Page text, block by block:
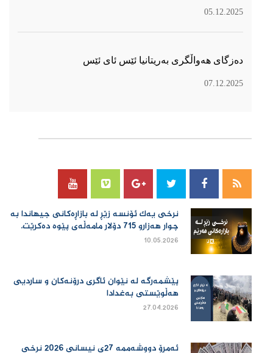
05.12.2025
دەزگای هەواڵگری بەریتانیا ئێس ئای ئێس
07.12.2025
نرخی یەك ئۆنسە زێڕ لە بازاڕەكانی جیهاندا بە
چوار هەزارو 715 دۆلار مامەڵەی پێوە دەكرێت.
10.05.2026
پێشمەرگە لە نێوان ئاگری درۆنەکان و ساردیی
هەڵوێستی بەغدادا
27.04.2026
ئەمڕۆ دووشەممە 27ی نیسانی 2026 نرخی